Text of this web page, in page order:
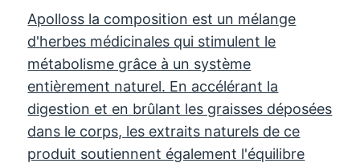
Apolloss la composition est un mélange
d'herbes médicinales qui stimulent le
métabolisme grâce à un système
entièrement naturel. En accélérant la
digestion et en brûlant les graisses déposées
dans le corps, les extraits naturels de ce
produit soutiennent également l'équilibre